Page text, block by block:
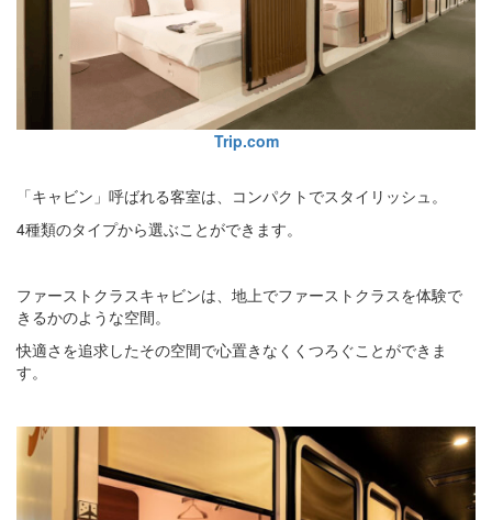
Trip.com
「キャビン」呼ばれる客室は、コンパクトでスタイリッシュ。
4種類のタイプから選ぶことができます。
ファーストクラスキャビンは、地上でファーストクラスを体験で
きるかのような空間。
快適さを追求したその空間で心置きなくくつろぐことができま
す。